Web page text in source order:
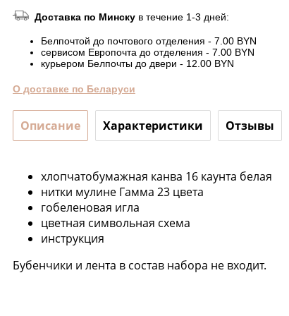
Доставка по Минску в течение 1-3 дней:
Белпочтой до почтового отделения - 7.00 BYN
сервисом Европочта до отделения - 7.00 BYN
курьером Белпочты до двери - 12.00 BYN
О доставке по Беларуси
Описание Характеристики Отзывы
хлопчатобумажная канва 16 каунта белая
нитки мулине Гамма 23 цвета
гобеленовая игла
цветная символьная схема
инструкция
Бубенчики и лента в состав набора не входит.